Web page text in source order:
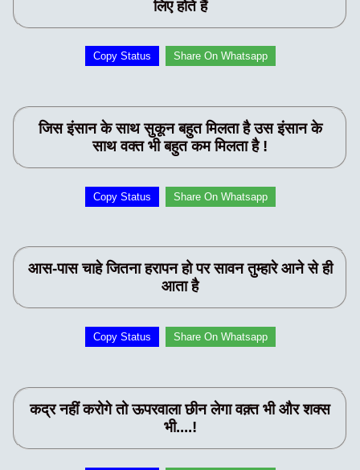
लिए होते हैं
Copy Status Share On Whatsapp
जिस इंसान के साथ सुकून बहुत मिलता है उस इंसान के
साथ वक्त भी बहुत कम मिलता है !
Copy Status Share On Whatsapp
आस-पास चाहे जितना हरापन हो पर सावन तुम्हारे आने से ही
आता है
Copy Status Share On Whatsapp
कद्र नहीं करोगे तो ऊपरवाला छीन लेगा वक़्त भी और शक्स
भी....!